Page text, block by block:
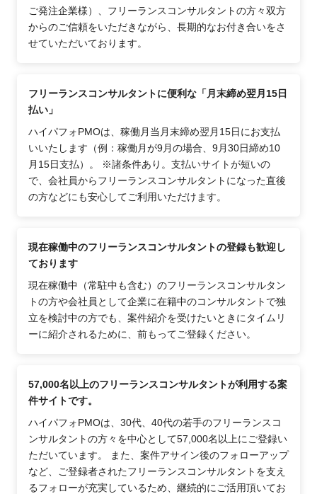
ご発注企業様）、フリーランスコンサルタントの方々双方
からのご信頼をいただきながら、長期的なお付き合いをさ
せていただいております。
フリーランスコンサルタントに便利な「月末締め翌月15日
払い」
ハイパフォPMOは、稼働月当月末締め翌月15日にお支払
いいたします（例：稼働月が9月の場合、9月30日締め10
月15日支払）。 ※諸条件あり。支払いサイトが短いの
で、会社員からフリーランスコンサルタントになった直後
の方などにも安心してご利用いただけます。
現在稼働中のフリーランスコンサルタントの登録も歓迎し
ております
現在稼働中（常駐中も含む）のフリーランスコンサルタン
トの方や会社員として企業に在籍中のコンサルタントで独
立を検討中の方でも、案件紹介を受けたいときにタイムリ
ーに紹介されるために、前もってご登録ください。
57,000名以上のフリーランスコンサルタントが利用する案
件サイトです。
ハイパフォPMOは、30代、40代の若手のフリーランスコ
ンサルタントの方々を中心として57,000名以上にご登録い
ただいています。 また、案件アサイン後のフォローアップ
など、ご登録者されたフリーランスコンサルタントを支え
るフォローが充実しているため、継続的にご活用頂いてお